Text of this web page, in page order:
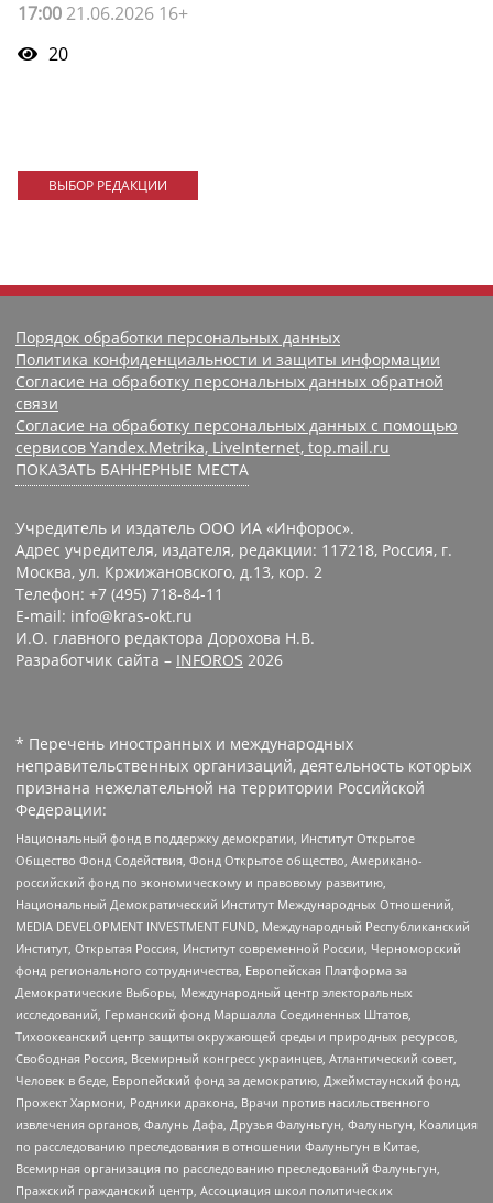
17:00 21.06.2026 16+
20
ВЫБОР РЕДАКЦИИ
Порядок обработки персональных данных
Политика конфиденциальности и защиты информации
Согласие на обработку персональных данных обратной
связи
Согласие на обработку персональных данных с помощью
сервисов Yandex.Metrika, LiveInternet, top.mail.ru
ПОКАЗАТЬ БАННЕРНЫЕ МЕСТА
Учредитель и издатель ООО ИА «Инфорос».
Адрес учредителя, издателя, редакции: 117218, Россия, г.
Москва, ул. Кржижановского, д.13, кор. 2
Телефон: +7 (495) 718-84-11
E-mail: info@kras-okt.ru
И.О. главного редактора Дорохова Н.В.
Разработчик сайта – INFOROS 2026
* Перечень иностранных и международных
неправительственных организаций, деятельность которых
признана нежелательной на территории Российской
Федерации:
Национальный фонд в поддержку демократии, Институт Открытое
Общество Фонд Содействия, Фонд Открытое общество, Американо-
российский фонд по экономическому и правовому развитию,
Национальный Демократический Институт Международных Отношений,
MEDIA DEVELOPMENT INVESTMENT FUND, Международный Республиканский
Институт, Открытая Россия, Институт современной России, Черноморский
фонд регионального сотрудничества, Европейская Платформа за
Демократические Выборы, Международный центр электоральных
исследований, Германский фонд Маршалла Соединенных Штатов,
Тихоокеанский центр защиты окружающей среды и природных ресурсов,
Свободная Россия, Всемирный конгресс украинцев, Атлантический совет,
Человек в беде, Европейский фонд за демократию, Джеймстаунский фонд,
Прожект Хармони, Родники дракона, Врачи против насильственного
извлечения органов, Фалунь Дафа, Друзья Фалуньгун, Фалуньгун, Коалиция
по расследованию преследования в отношении Фалуньгун в Китае,
Всемирная организация по расследованию преследований Фалуньгун,
Пражский гражданский центр, Ассоциация школ политических